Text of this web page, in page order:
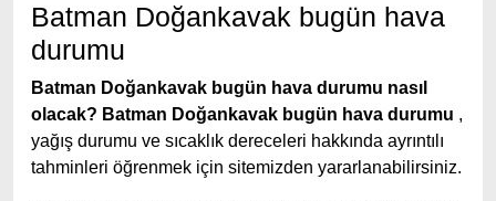
Batman Doğankavak bugün hava
durumu
Batman Doğankavak bugün hava durumu nasıl
olacak? Batman Doğankavak bugün hava durumu ,
yağış durumu ve sıcaklık dereceleri hakkında ayrıntılı
tahminleri öğrenmek için sitemizden yararlanabilirsiniz.